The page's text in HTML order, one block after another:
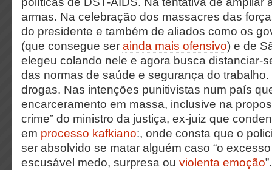
armas. Na celebração dos massacres das
do presidente e também de aliados como os
(que consegue ser ainda mais ofensivo) e de
elegeu colando nele e agora busca distanciar-
das normas de saúde e segurança do
drogas. Nas intenções punitivistas num país
encarceramento em massa, inclusive na
crime” do ministro da justiça, ex-juiz que
em processo kafkiano:, onde consta que o
ser absolvido se matar alguém caso “o
escusável medo, surpresa ou violenta emoção